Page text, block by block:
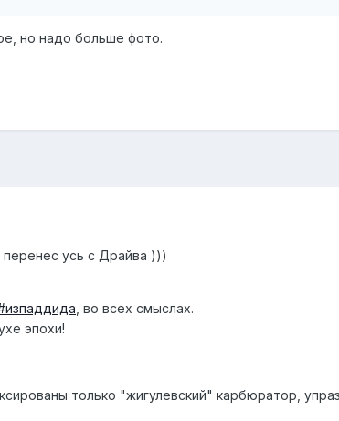
но надо больше фото.
перенес усь с Драйва )))
, во всех смыслах.
эпохи!
только "жигулевский" карбюратор,